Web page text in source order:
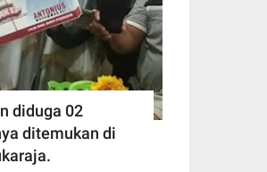
diduga 02
ditemukan di